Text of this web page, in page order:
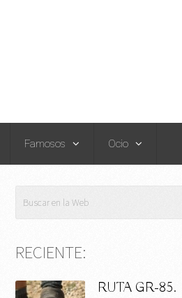
Famosos Ocio
RECIENTE:
RUTA GR-85.